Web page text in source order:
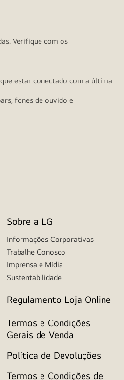
Verifique com os
estar conectado com a última
fones de ouvido e
Sobre a LG
Informações Corporativas
Trabalhe Conosco
Imprensa e Mídia
Sustentabilidade
Regulamento Loja Online
Termos e Condições
Gerais de Venda
Política de Devoluções
Termos e Condições de